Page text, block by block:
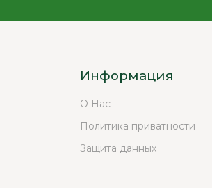
Информация
О Нас
Политика приватности
Защита данных